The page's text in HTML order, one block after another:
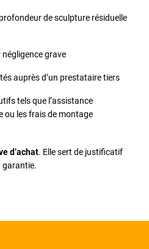
de sculpture résiduelle
négligence grave
auprès d’un prestataire tiers
tels que l’assistance
ou les frais de montage
d’achat. Elle sert de justificatif
garantie.